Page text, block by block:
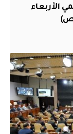
الأربعاء
(ص)